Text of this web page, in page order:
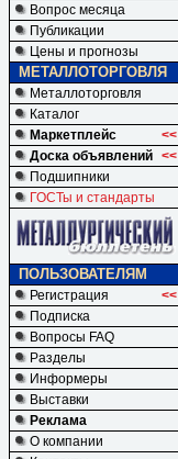
Вопрос месяца
Публикации
Цены и прогнозы
МЕТАЛЛОТОРГОВЛЯ
Металлоторговля
Каталог
Маркетплейс
<<
Доска объявлений <<
Подшипники
ГОСТы и стандарты
ПОЛЬЗОВАТЕЛЯМ
Регистрация
<<
Подписка
Вопросы FAQ
Разделы
Информеры
Выставки
Реклама
О компании